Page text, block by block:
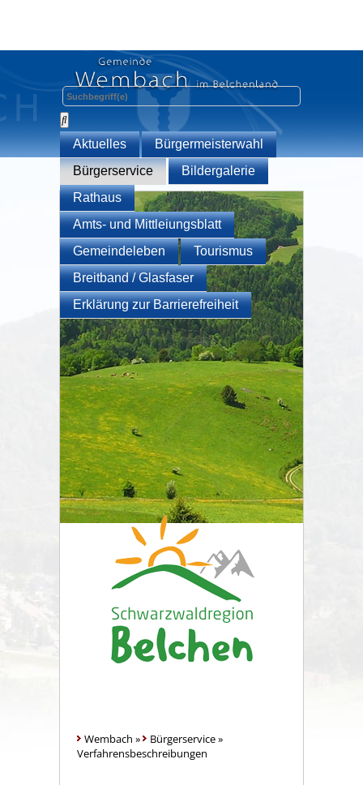
Aktuelles
Bürgermeisterwahl
Bürgerservice
Bildergalerie
Rathaus
Amts- und Mittleiungsblatt
Gemeindeleben
Tourismus
Breitband / Glasfaser
Erklärung zur Barrierefreiheit
Wembach » Bürgerservice»
Verfahrensbeschreibungen